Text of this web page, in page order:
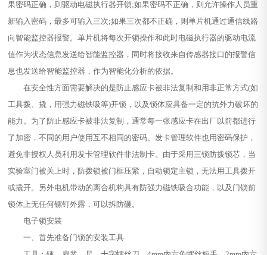
果密码正确，则驱动电磁执行器开锁;如果密码不正确，则允许操作人员重
新输入密码，最多可输入三次;如果三次都不正确，则单片机通过通信线路
向智能监控器报警。单片机将每次开锁操作和此时电磁执行器的驱动电流
值作为状态信息发送给智能监控器，同时将接收来自传感器接口的报警信
息也发送给智能监控器，作为智能化分析的依据。
在安全性方面需要解决的是防止感应卡被非法复制和用非正常方式(如
工具拨、撬，用强力磁铁吸等)开锁，以及锁体应具备一定的抗外力破坏的
能力。为了防止感应卡被非法复制，通常每一张感应卡在出厂以前都进行
了加密，不同的用户使用互不相同的密码。发卡管理软件也用密码保护，
避免非授权人员利用发卡管理软件非法制卡。由于采用三锁防拨锁芯，当
实验室门被关上时，防拨锁被门框压紧，自动锁定主锁，无法用工具拨开
或撬开。另外电机带动的离合机构具有防强力磁铁吸合功能，以及门锁前
锁体上无任何镙钉外露，可以拆防砸。
电子锁安装
一、首先准备门锁的安装工具